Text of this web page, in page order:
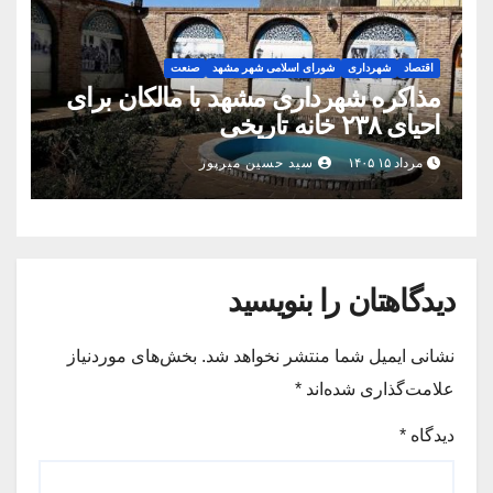
اقتصاد شهرداری شورای اسلامی شهر مشهد صنعت
مذاکره شهرداری مشهد با مالکان برای
احیای ۲۳۸ خانه تاریخی
مرداد ۱۵ ۱۴۰۵ سید حسین میرپور
دیدگاهتان را بنویسید
نشانی ایمیل شما منتشر نخواهد شد. بخش‌های موردنیاز
علامت‌گذاری شده‌اند *
دیدگاه *